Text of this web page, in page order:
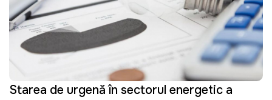
Starea de urgență în sectorul energetic a